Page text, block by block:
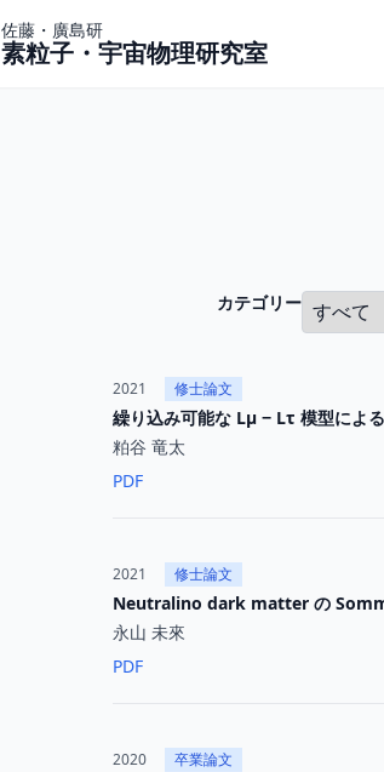
佐藤・廣島研
素粒子・宇宙物理研究室
カテゴリー
2021 修士論文
繰り込み可能な Lµ − Lτ 模型に
粕谷 竜太
PDF
2021 修士論文
Neutralino dark matter の
永山 未來
PDF
2020 卒業論文